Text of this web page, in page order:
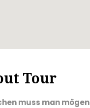
Tour
muss man mögen